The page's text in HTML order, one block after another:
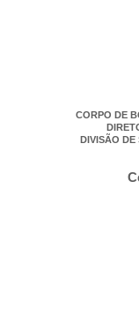
CORPO DE
DIVISÃO DE